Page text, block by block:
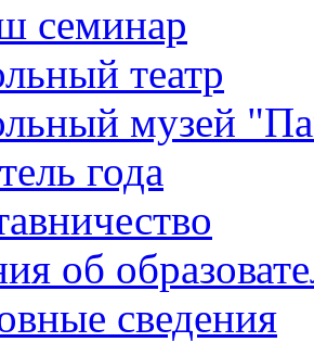
семинар
театр
музей
года
об
сведения